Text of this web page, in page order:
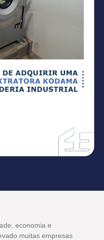
economia e
muitas empresas